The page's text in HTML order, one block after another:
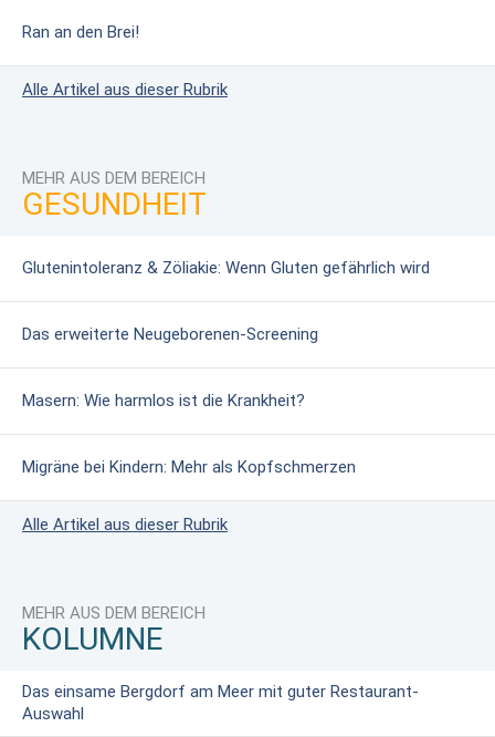
Ran an den Brei!
Alle Artikel aus dieser Rubrik
MEHR AUS DEM BEREICH
GESUNDHEIT
Glutenintoleranz & Zöliakie: Wenn Gluten gefährlich wird
Das erweiterte Neugeborenen-Screening
Masern: Wie harmlos ist die Krankheit?
Migräne bei Kindern: Mehr als Kopfschmerzen
Alle Artikel aus dieser Rubrik
MEHR AUS DEM BEREICH
KOLUMNE
Das einsame Bergdorf am Meer mit guter Restaurant-
Auswahl